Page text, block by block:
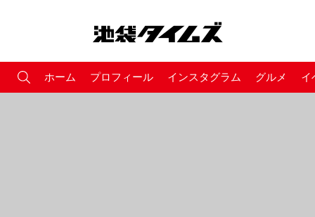
ホーム プロフィール インスタグラム グルメ イ